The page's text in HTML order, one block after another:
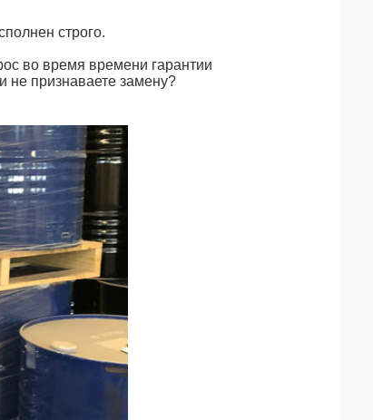
строго.
во время времени гарантии
не признаваете замену?